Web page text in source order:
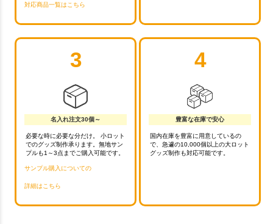
対応商品一覧はこちら
3
名入れ注文30個～
必要な時に必要な分だけ。 小ロット
でのグッズ制作承ります。無地サン
プルも1～3点までご購入可能です。
サンプル購入についての
詳細はこちら
4
豊富な在庫で安心
国内在庫を豊富に用意しているの
で、急遽の10,000個以上の大ロット
グッズ制作も対応可能です。